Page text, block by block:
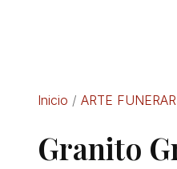
Inicio / ARTE
Granito